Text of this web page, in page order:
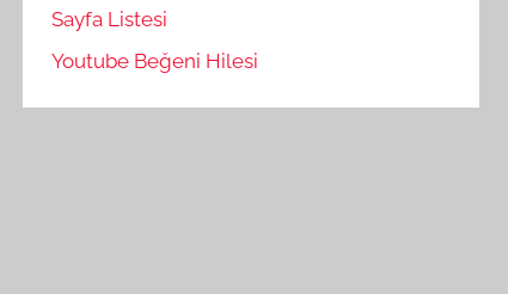
Sayfa Listesi
Youtube Beğeni Hilesi